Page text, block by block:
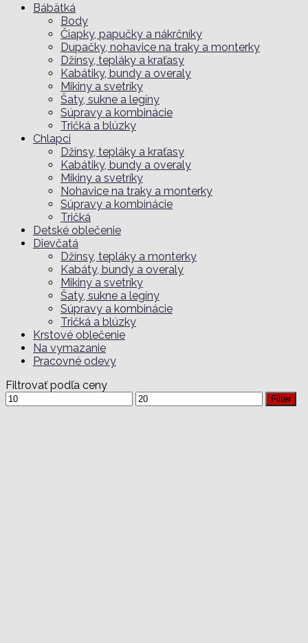
Bábätká
Body
Čiapky, papučky a nákrčníky
Dupačky, nohavice na traky a monterky
Džínsy, tepláky a kraťasy
Kabátiky, bundy a overaly
Mikiny a svetríky
Šaty, sukne a legíny
Súpravy a kombinácie
Tričká a blúzky
Chlapci
Džínsy, tepláky a kraťasy
Kabátiky, bundy a overaly
Mikiny a svetríky
Nohavice na traky a monterky
Súpravy a kombinácie
Tričká
Detské oblečenie
Dievčatá
Džínsy, tepláky a monterky
Kabáty, bundy a overaly
Mikiny a svetríky
Šaty, sukne a legíny
Súpravy a kombinácie
Tričká a blúzky
Krstové oblečenie
Na vymazanie
Pracovné odevy
Filtrovať podľa ceny
Minimálna
cena
Maximálna
cena
Filter